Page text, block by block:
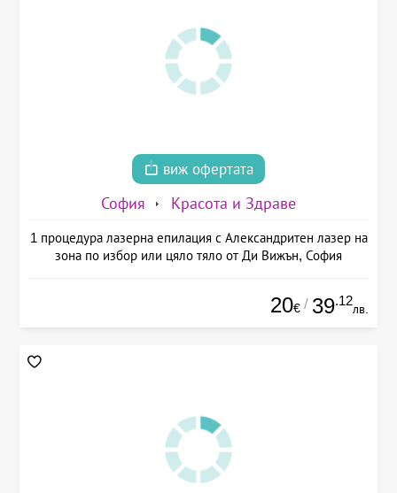
виж офертата
София Красота и Здраве
1 процедура лазерна епилация с Александритен лазер на
зона по избор или цяло тяло от Ди Вижън, София
20€ / 39.12
лв.